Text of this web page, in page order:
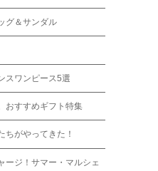
グ＆サンダル
スワンピース5選
おすすめギフト特集
ちがやってきた！
ージ！サマー・マルシェ